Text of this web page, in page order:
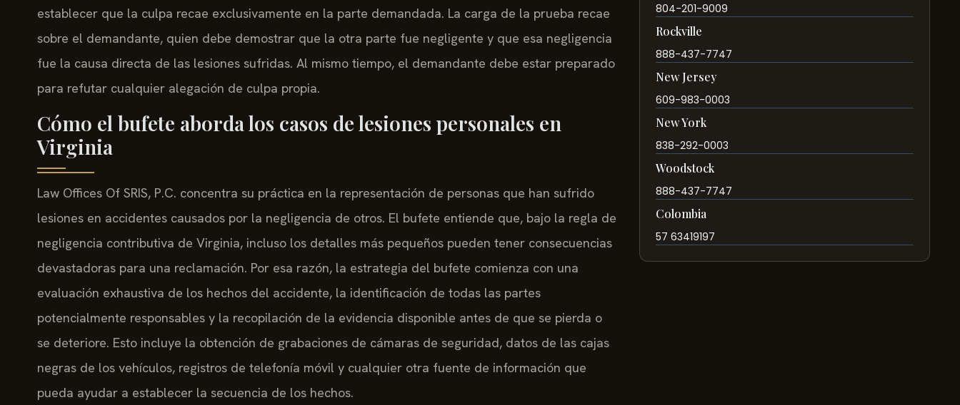
establecer que la culpa recae exclusivamente en la parte demandada. La carga de la prueba recae
sobre el demandante, quien debe demostrar que la otra parte fue negligente y que esa negligencia
fue la causa directa de las lesiones sufridas. Al mismo tiempo, el demandante debe estar preparado
para refutar cualquier alegación de culpa propia.
Cómo el bufete aborda los casos de lesiones personales en
Virginia
Law Offices Of SRIS, P.C. concentra su práctica en la representación de personas que han sufrido
lesiones en accidentes causados por la negligencia de otros. El bufete entiende que, bajo la regla de
negligencia contributiva de Virginia, incluso los detalles más pequeños pueden tener consecuencias
devastadoras para una reclamación. Por esa razón, la estrategia del bufete comienza con una
evaluación exhaustiva de los hechos del accidente, la identificación de todas las partes
potencialmente responsables y la recopilación de la evidencia disponible antes de que se pierda o
se deteriore. Esto incluye la obtención de grabaciones de cámaras de seguridad, datos de las cajas
negras de los vehículos, registros de telefonía móvil y cualquier otra fuente de información que
pueda ayudar a establecer la secuencia de los hechos.
804-201-9009
Rockville
888-437-7747
New Jersey
609-983-0003
New York
838-292-0003
Woodstock
888-437-7747
Colombia
57 63419197